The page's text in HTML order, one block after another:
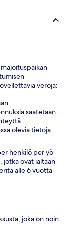
veroja:
saatetaan
olevia tietoja
henkilö per yö
jotka ovat iältään
alle 6 vuotta
joka on noin